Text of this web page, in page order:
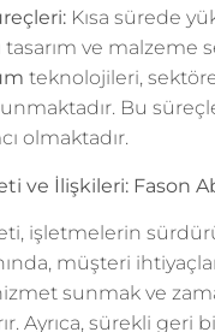
Kısa sürede
tasarım ve
teknolojileri,
Bu
olmaktadır.
ve İlişkileri: Fason
işletmelerin
müşteri
sunmak ve
Ayrıca, sürekli